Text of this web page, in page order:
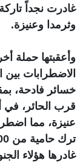
غادرت نجداً
وثرمدا وعنيزة.
وأعقبتها حملة
الاضطرابات بين
عنيزة، مما
غادرها هؤلاء الجنود،